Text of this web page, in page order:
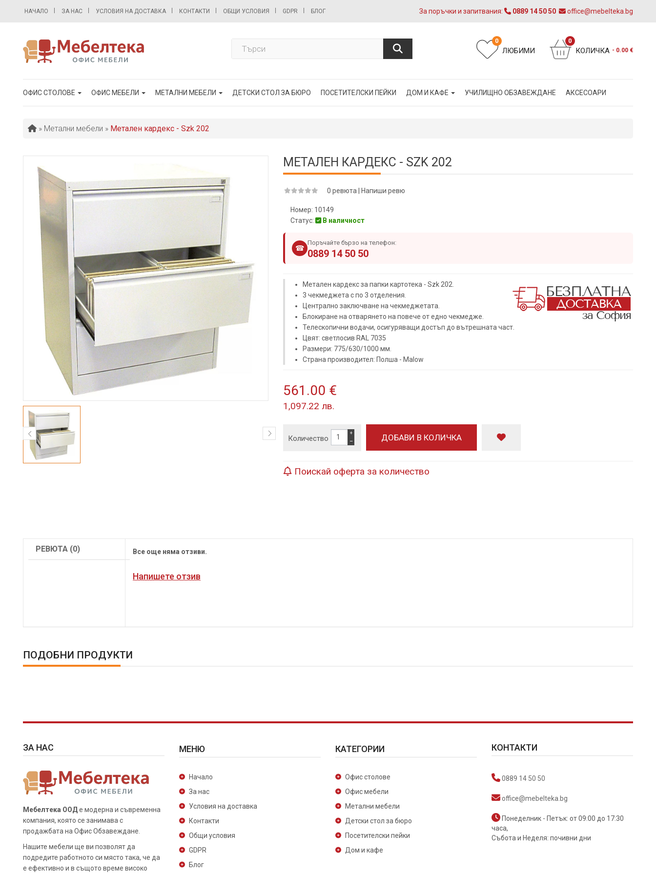
НАЧАЛО ЗА НАС УСЛОВИЯ НА ДОСТАВКА КОНТАКТИ ОБЩИ УСЛОВИЯ GDPR БЛОГ За поръчки и запитвания: 0889 14 50 50 office@mebelteka.bg
КОЛИЧКА
0
- 0.00 €
ЛЮБИМИ
0
ОФИС СТОЛОВЕ ОФИС МЕБЕЛИ МЕТАЛНИ МЕБЕЛИ ДЕТСКИ СТОЛ ЗА БЮРО ПОСЕТИТЕЛСКИ ПЕЙКИ ДОМ И КАФЕ УЧИЛИЩНО ОБЗАВЕЖДАНЕ АКСЕСОАРИ
» Метални мебели » Метален кардекс - Szk 202
МЕТАЛЕН КАРДЕКС - SZK 202
0 ревюта |Напиши ревю
Номер: 10149
Статус:
В наличност
☎
Поръчайте бързо на телефон:
0889 14 50 50
Метален кардекс за папки картотека - Szk 202.
3 чекмеджета с по 3 отделения.
Централно заключване на чекмеджетата.
Блокиране на отварянето на повече от едно чекмедже.
Телескопични водачи, осигуряващи достъп до вътрешната част.
Цвят: светлосив RAL 7035
Размери: 775/630/1000 мм.
Страна производител: Полша - Malow
561.00 €
1,097.22 лв.
Количество −
+
Поискай оферта за количество
РЕВЮТА (0) Все още няма отзиви.
Напишете отзив
ПОДОБНИ ПРОДУКТИ
ЗА НАС
Мебелтека ООДе модерна и съвременна
компания, която се занимава с
продажбата на Офис Обзавеждане.
Нашите мебели ще ви позволят да
подредите работното си място така, че да
е ефективно и в същото време високо
МЕНЮ
Начало
За нас
Условия на доставка
Контакти
Общи условия
GDPR
Блог
КАТЕГОРИИ
Офис столове
Офис мебели
Метални мебели
Детски стол за бюро
Посетителски пейки
Дом и кафе
КОНТАКТИ
0889 14 50 50
office@mebelteka.bg
Понеделник - Петък: от 09:00 до 17:30
часа,
Събота и Неделя: почивни дни